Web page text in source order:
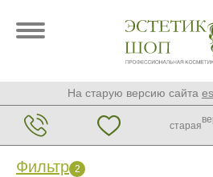
На старую версию сайта
старая
Фильтр 2